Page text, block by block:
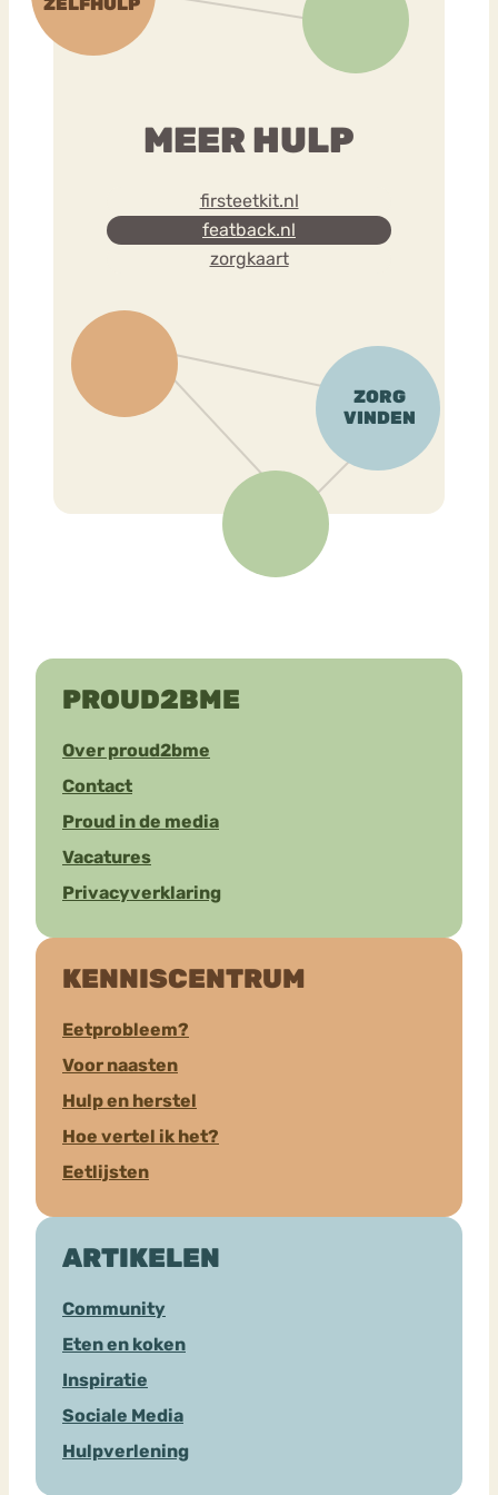
MEER HULP
firsteetkit.nl
featback.nl
zorgkaart
PROUD2BME
Over proud2bme
Contact
Proud in de media
Vacatures
Privacyverklaring
KENNISCENTRUM
Eetprobleem?
Voor naasten
Hulp en herstel
Hoe vertel ik het?
Eetlijsten
ARTIKELEN
Community
Eten en koken
Inspiratie
Sociale Media
Hulpverlening